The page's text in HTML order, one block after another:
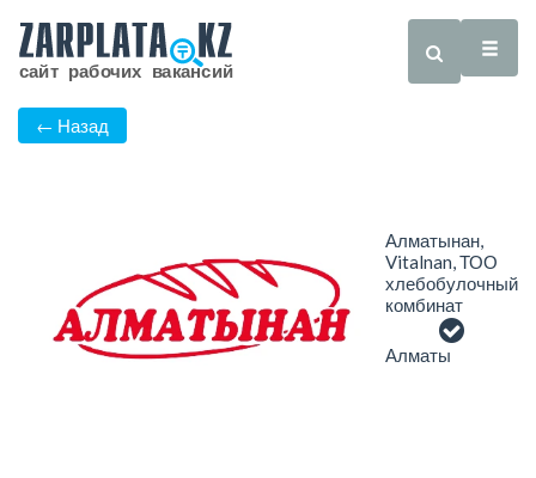
← Назад
Алматынан,
Vitalnan, ТОО
хлебобулочный
комбинат
Алматы